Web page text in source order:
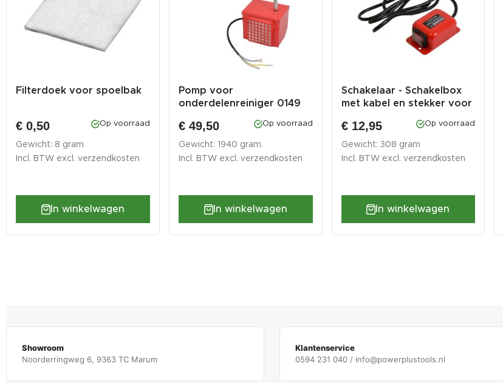
Filterdoek voor spoelbak
€ 0,50 Op voorraad
Gewicht: 8 gram
Incl. BTW excl. verzendkosten
In winkelwagen
Pomp voor
onderdelenreiniger 0149
€ 49,50 Op voorraad
Gewicht: 1940 gram.
Incl. BTW excl. verzendkosten
In winkelwagen
Schakelaar - Schakelbox
met kabel en stekker voor
€ 12,95 Op voorraad
Gewicht: 308 gram
Incl. BTW excl. verzendkosten
In winkelwagen
Showroom
Noorderringweg 6, 9363 TC Marum
Klantenservice
0594 231 040 / info@powerplustools.nl